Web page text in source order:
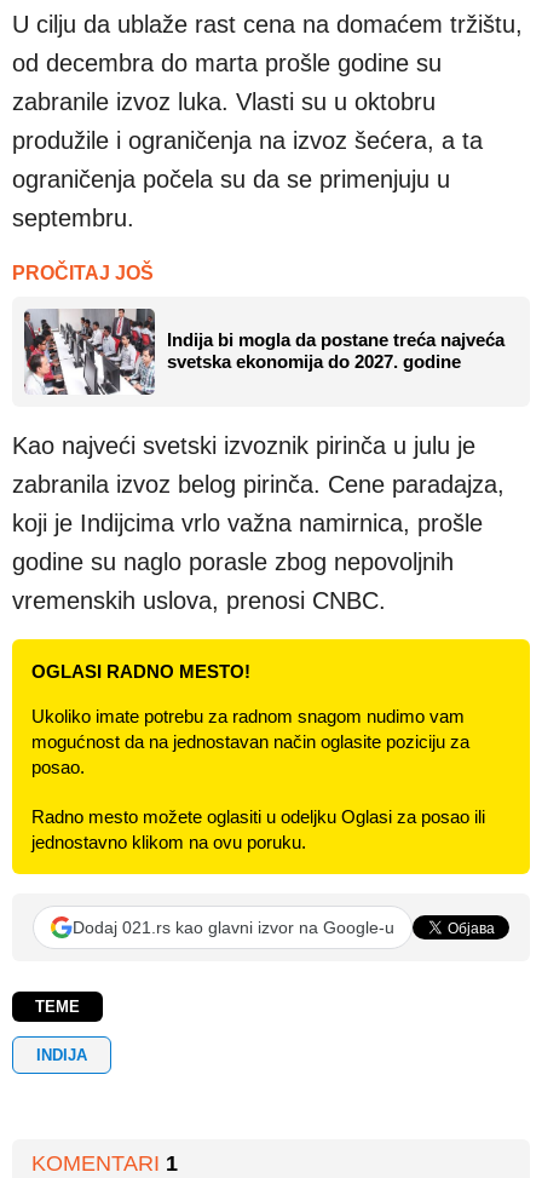
U cilju da ublaže rast cena na domaćem tržištu,
od decembra do marta prošle godine su
zabranile izvoz luka. Vlasti su u oktobru
produžile i ograničenja na izvoz šećera, a ta
ograničenja počela su da se primenjuju u
septembru.
PROČITAJ JOŠ
Indija bi mogla da postane treća najveća
svetska ekonomija do 2027. godine
Kao najveći svetski izvoznik pirinča u julu je
zabranila izvoz belog pirinča. Cene paradajza,
koji je Indijcima vrlo važna namirnica, prošle
godine su naglo porasle zbog nepovoljnih
vremenskih uslova, prenosi CNBC.
OGLASI RADNO MESTO!
Ukoliko imate potrebu za radnom snagom nudimo vam
mogućnost da na jednostavan način oglasite poziciju za
posao.
Radno mesto možete oglasiti u odeljku Oglasi za posao ili
jednostavno klikom na ovu poruku.
Dodaj 021.rs kao glavni izvor na Google-u
TEME
INDIJA
KOMENTARI 1